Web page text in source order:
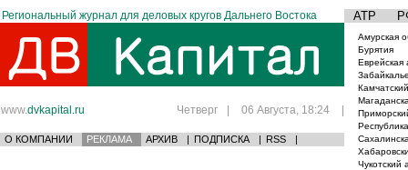
Региональный журнал для деловых кругов Дальнего Востока АТР
www.dvkapital.ru Четверг | 06 Августа, 18:24 |
О КОМПАНИИ РЕКЛАМА АРХИВ | ПОДПИСКА | RSS |
Амурская
Бурятия
Еврейская
Чукотский